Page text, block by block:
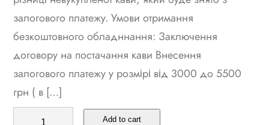
залогового платежу. Умови отримання
безкоштовного обладннання: Заключення
договору на постачання кави Внесення
залогового платежу у розмірі від 3000 до 5500
грн ( в […]
Add to cart